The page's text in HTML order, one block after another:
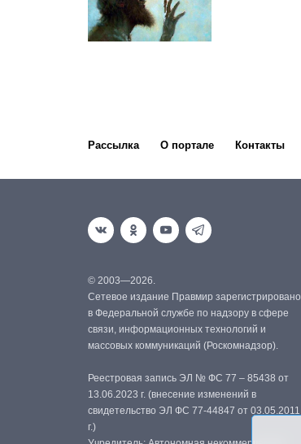
Рассылка О портале Контакты
© 2003—2026.
Сетевое издание Правмир зарегистрировано
в Федеральной службе по надзору в сфере
связи, информационных технологий и
массовых коммуникаций (Роскомнадзор).
Реестровая запись ЭЛ № ФС 77 – 85438 от
13.06.2023 г. (внесение изменений в
свидетельство ЭЛ ФС 77-44847 от 03.05.2011
г.)